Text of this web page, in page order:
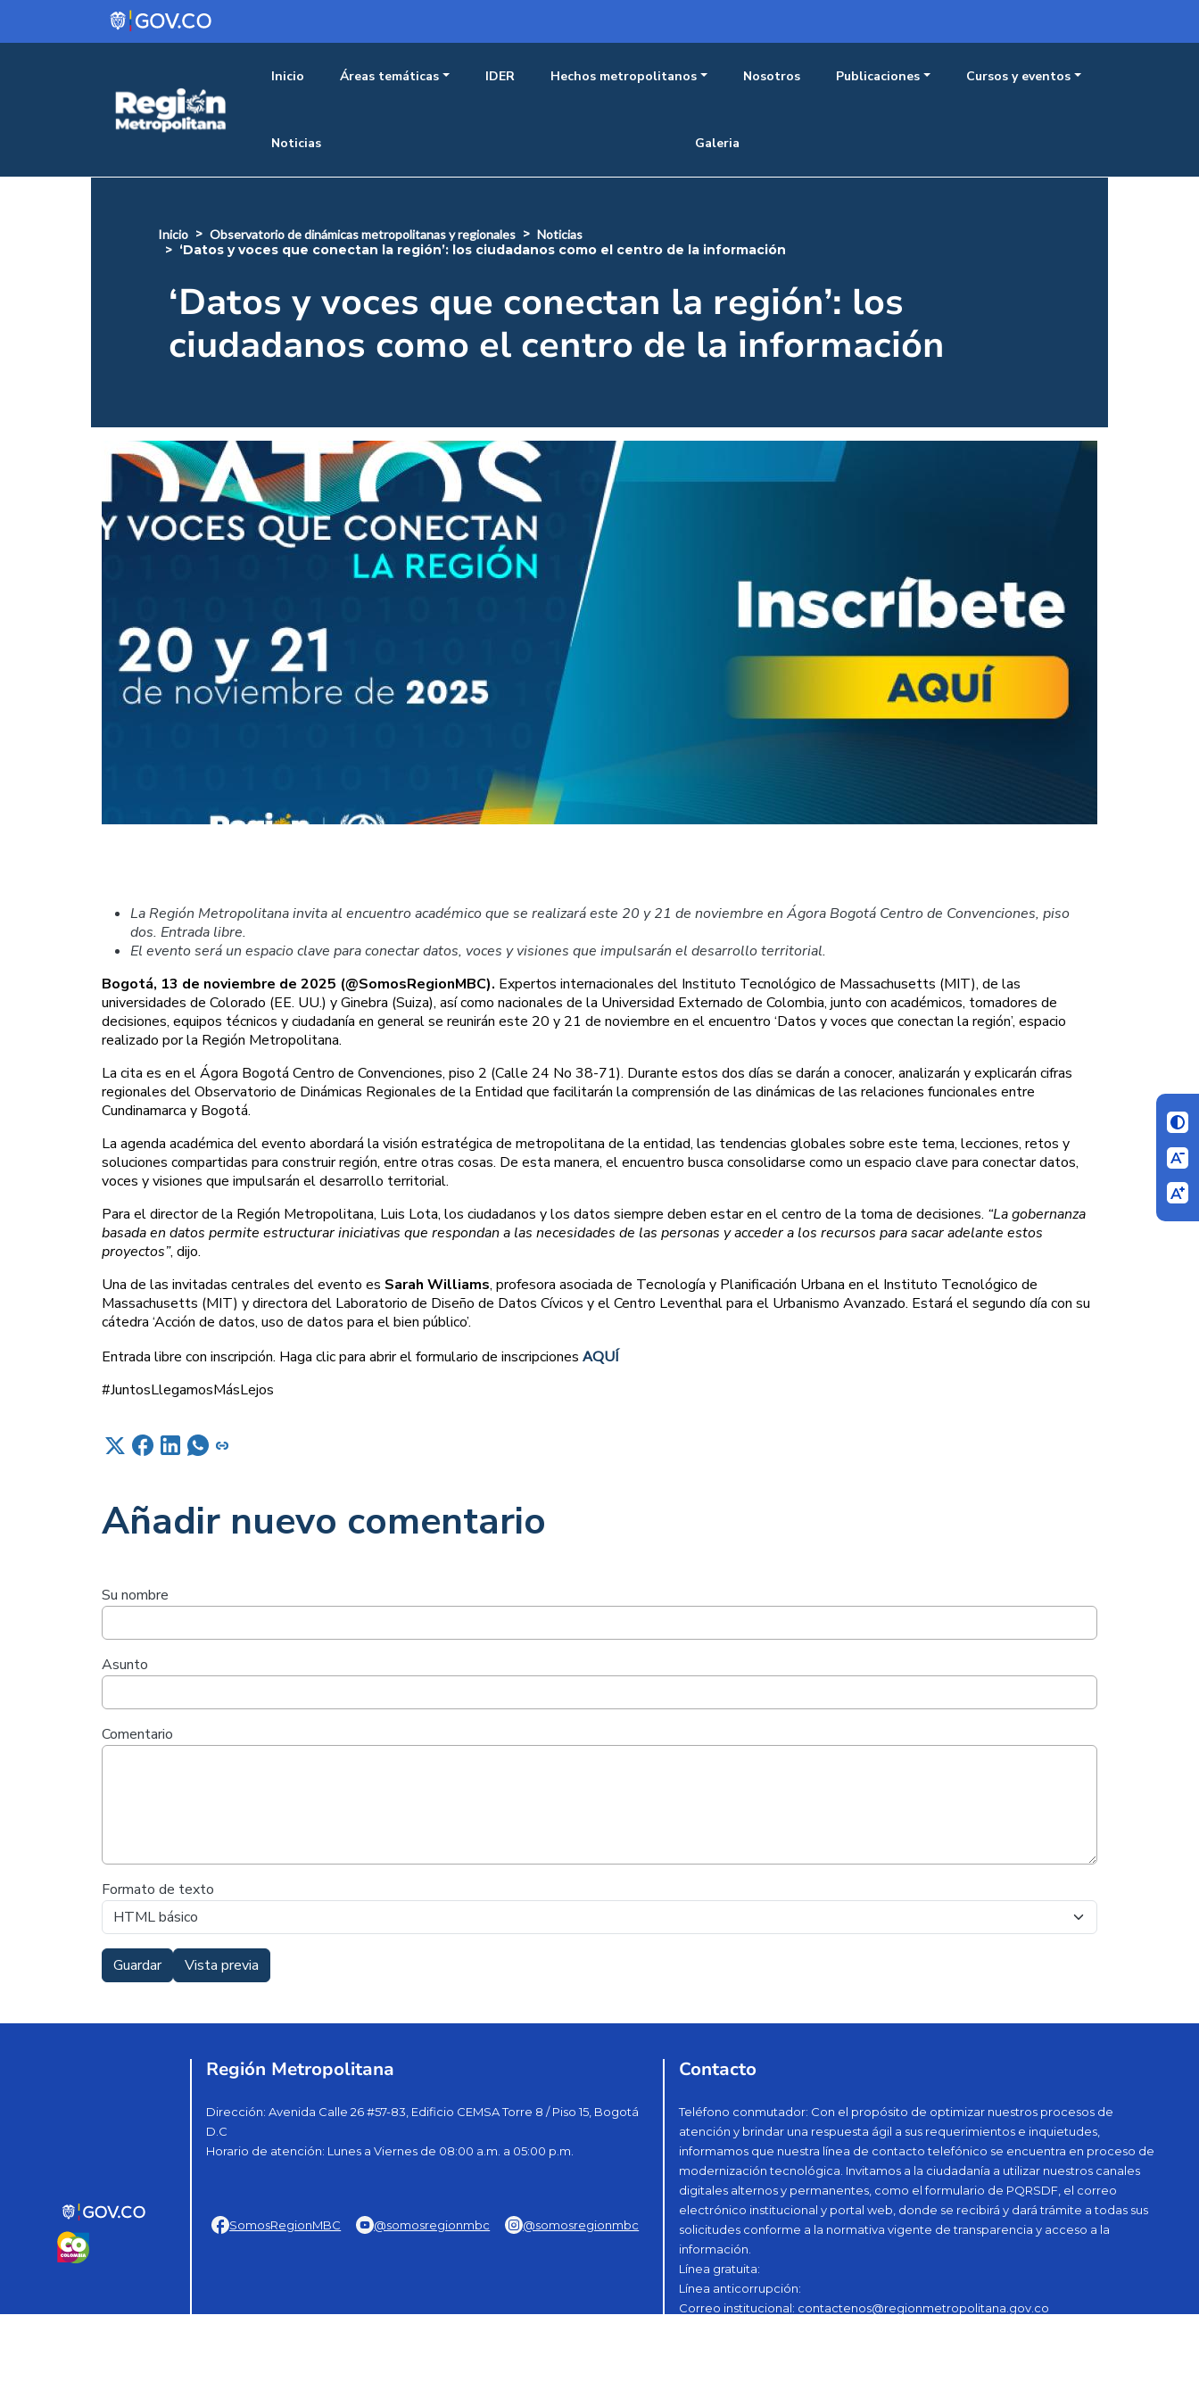
Pasar al contenido principal
Menu principal observatorio
Inicio Áreas temáticas IDER Hechos metropolitanos Nosotros Publicaciones Cursos y eventos
Noticias Galeria
inicio observatorio de dinámicas metropolitanas y regionales noticias
‘datos y voces que conectan la región’: los ciudadanos como el centro de la información
‘Datos y voces que conectan la región’: los
ciudadanos como el centro de la información
La Región Metropolitana invita al encuentro académico que se realizará este 20 y 21 de noviembre en Ágora Bogotá Centro de Convenciones, piso
dos. Entrada libre.
El evento será un espacio clave para conectar datos, voces y visiones que impulsarán el desarrollo territorial.
Bogotá, 13 de noviembre de 2025 (@SomosRegionMBC). Expertos internacionales del Instituto Tecnológico de Massachusetts (MIT), de las
universidades de Colorado (EE. UU.) y Ginebra (Suiza), así como nacionales de la Universidad Externado de Colombia, junto con académicos, tomadores de
decisiones, equipos técnicos y ciudadanía en general se reunirán este 20 y 21 de noviembre en el encuentro ‘Datos y voces que conectan la región’, espacio
realizado por la Región Metropolitana.
La cita es en el Ágora Bogotá Centro de Convenciones, piso 2 (Calle 24 No 38-71). Durante estos dos días se darán a conocer, analizarán y explicarán cifras
regionales del Observatorio de Dinámicas Regionales de la Entidad que facilitarán la comprensión de las dinámicas de las relaciones funcionales entre
Cundinamarca y Bogotá.
La agenda académica del evento abordará la visión estratégica de metropolitana de la entidad, las tendencias globales sobre este tema, lecciones, retos y
soluciones compartidas para construir región, entre otras cosas. De esta manera, el encuentro busca consolidarse como un espacio clave para conectar datos,
voces y visiones que impulsarán el desarrollo territorial.
Para el director de la Región Metropolitana, Luis Lota, los ciudadanos y los datos siempre deben estar en el centro de la toma de decisiones. “La gobernanza
basada en datos permite estructurar iniciativas que respondan a las necesidades de las personas y acceder a los recursos para sacar adelante estos
proyectos”, dijo.
Una de las invitadas centrales del evento es Sarah Williams, profesora asociada de Tecnología y Planificación Urbana en el Instituto Tecnológico de
Massachusetts (MIT) y directora del Laboratorio de Diseño de Datos Cívicos y el Centro Leventhal para el Urbanismo Avanzado. Estará el segundo día con su
cátedra ‘Acción de datos, uso de datos para el bien público’.
Entrada libre con inscripción. Haga clic para abrir el formulario de inscripciones AQUÍ
#JuntosLlegamosMásLejos
Añadir nuevo comentario
Su nombre
Asunto
Comentario
Formato de texto
Guardar Vista previa
Región Metropolitana
Dirección: Avenida Calle 26 #57-83, Edificio CEMSA Torre 8 / Piso 15, Bogotá
D.C
Horario de atención: Lunes a Viernes de 08:00 a.m. a 05:00 p.m.
SomosRegionMBC @somosregionmbc @somosregionmbc
Contacto
Teléfono conmutador: Con el propósito de optimizar nuestros procesos de
atención y brindar una respuesta ágil a sus requerimientos e inquietudes,
informamos que nuestra línea de contacto telefónico se encuentra en proceso de
modernización tecnológica. Invitamos a la ciudadanía a utilizar nuestros canales
digitales alternos y permanentes, como el formulario de PQRSDF, el correo
electrónico institucional y portal web, donde se recibirá y dará trámite a todas sus
solicitudes conforme a la normativa vigente de transparencia y acceso a la
información.
Línea gratuita:
Línea anticorrupción:
Correo institucional: contactenos@regionmetropolitana.gov.co